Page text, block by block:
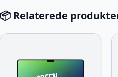
📦 Relaterede